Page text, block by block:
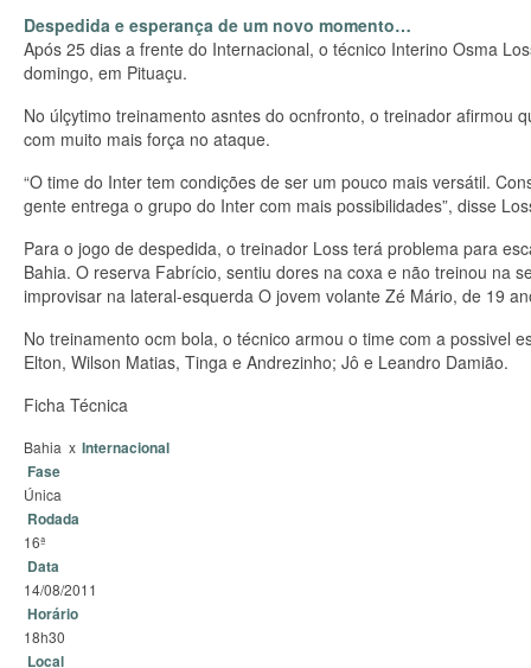
Despedida e esperança de um novo momento…
Após 25 dias a frente do Internacional, o técnico Interino Osma
domingo, em Pituaçu.
No úlçytimo treinamento asntes do ocnfronto, o treinador afirmou
com muito mais força no ataque.
“O time do Inter tem condições de ser um pouco mais versátil.
gente entrega o grupo do Inter com mais possibilidades”, disse
Para o jogo de despedida, o treinador Loss terá problema para
Bahia. O reserva Fabrício, sentiu dores na coxa e não treinou na
improvisar na lateral-esquerda O jovem volante Zé Mário, de 19
No treinamento ocm bola, o técnico armou o time com a possivel
Elton, Wilson Matias, Tinga e Andrezinho; Jô e Leandro Damião.
Ficha Técnica
Bahia x Internacional
Fase
Única
Rodada
16ª
Data
14/08/2011
Horário
18h30
Local